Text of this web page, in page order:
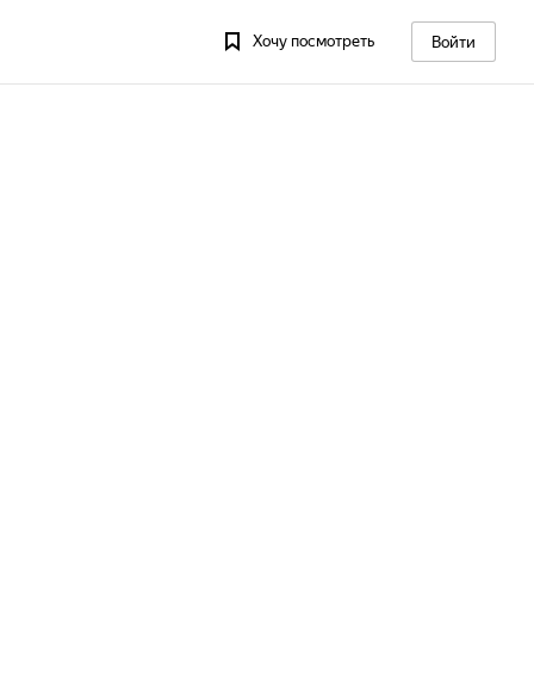
Хочу посмотреть Войти